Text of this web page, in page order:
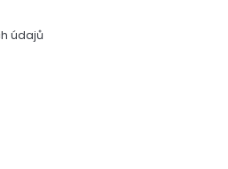
údajů